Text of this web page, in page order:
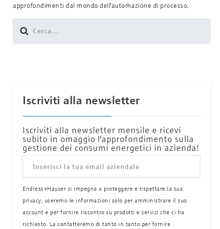
approfondimenti dal mondo dell'automazione di processo.
Iscriviti alla newsletter
Iscriviti alla newsletter mensile e ricevi
subito in omaggio l'approfondimento sulla
gestione dei consumi energetici in azienda!
Endress+Hauser si impegna a proteggere e rispettare la sua
privacy, useremo le informazioni solo per amministrare il suo
account e per fornire riscontro su prodotti e servizi che ci ha
richiesto. La contatteremo di tanto in tanto per fornire